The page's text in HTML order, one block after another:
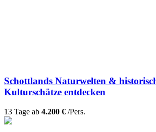
Schottlands Naturwelten &
Kulturschätze entdecken
13 Tage ab 4.200 € /Pers.